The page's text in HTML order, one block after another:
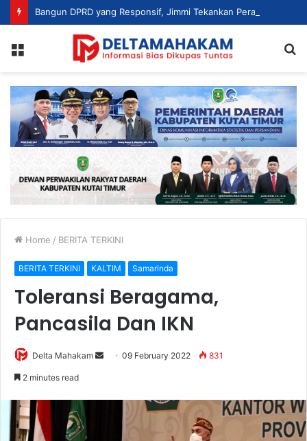
Home / BERITA TERKINI
BERITA TERKINI KALTIM Samarinda
Toleransi Beragama,
Pancasila Dan IKN
Delta Mahakam 09 February 2022 831
2 minutes read